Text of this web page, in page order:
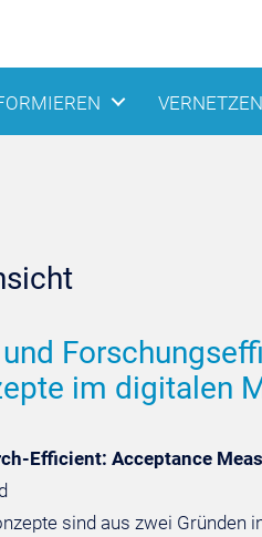
VERNETZEN
im digitalen
Efficient: Acceptance
sind aus zwei Gründen